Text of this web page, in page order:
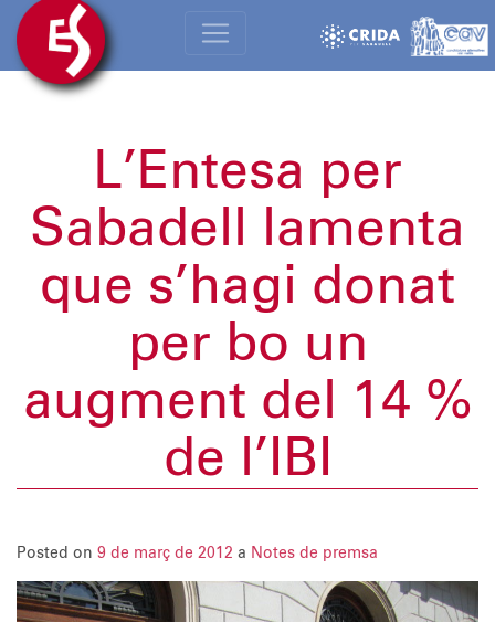
L’Entesa per
Sabadell lamenta
que s’hagi donat
per bo un
augment del 14 %
de l’IBI
Posted on 9 de març de 2012 a Notes de premsa